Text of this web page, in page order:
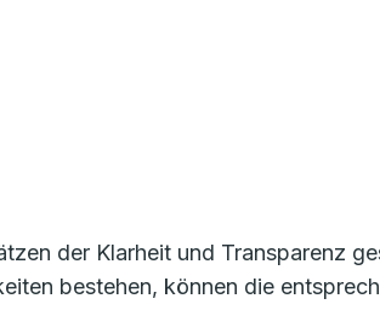
der Klarheit und Transparenz
bestehen, können die